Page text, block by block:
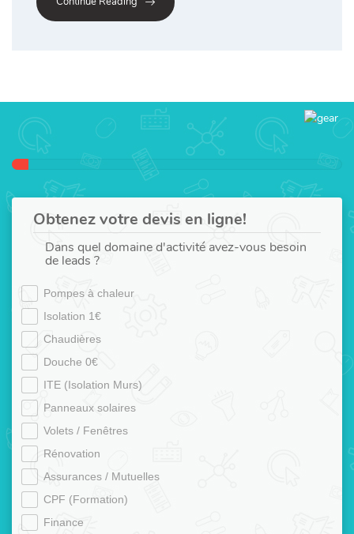
Obtenez votre devis en ligne!
Dans quel domaine d'activité avez-vous besoin
de leads ?
Pompes à chaleur
Isolation 1€
Chaudières
Douche 0€
ITE (Isolation Murs)
Panneaux solaires
Volets / Fenêtres
Rénovation
Assurances / Mutuelles
CPF (Formation)
Finance